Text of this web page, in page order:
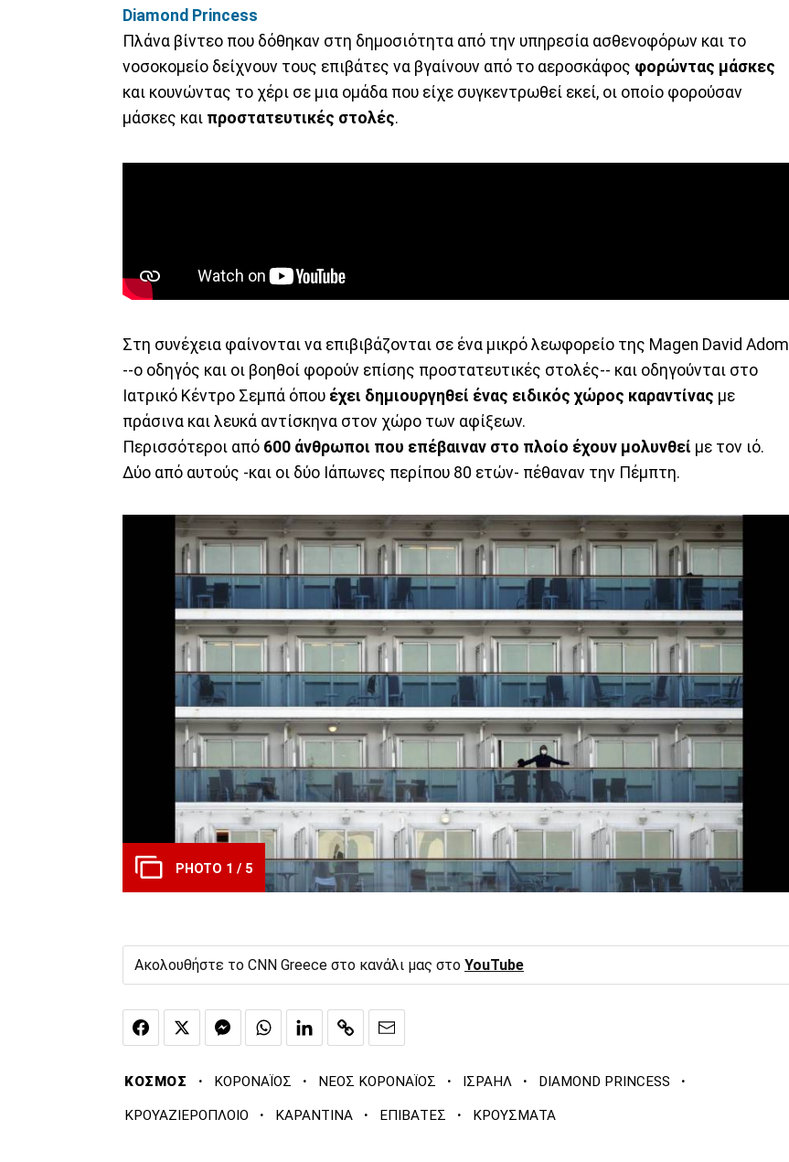
Diamond Princess
Πλάνα βίντεο που δόθηκαν στη δημοσιότητα από την υπηρεσία ασθενοφόρων και το
νοσοκομείο δείχνουν τους επιβάτες να βγαίνουν από το αεροσκάφος φορώντας μάσκες
και κουνώντας το χέρι σε μια ομάδα που είχε συγκεντρωθεί εκεί, οι οποίο φορούσαν
μάσκες και προστατευτικές στολές.
Στη συνέχεια φαίνονται να επιβιβάζονται σε ένα μικρό λεωφορείο της Magen David Adom
--ο οδηγός και οι βοηθοί φορούν επίσης προστατευτικές στολές-- και οδηγούνται στο
Ιατρικό Κέντρο Σεμπά όπου έχει δημιουργηθεί ένας ειδικός χώρος καραντίνας με
πράσινα και λευκά αντίσκηνα στον χώρο των αφίξεων.
Περισσότεροι από 600 άνθρωποι που επέβαιναν στο πλοίο έχουν μολυνθεί με τον ιό.
Δύο από αυτούς -και οι δύο Ιάπωνες περίπου 80 ετών- πέθαναν την Πέμπτη.
PHOTO 1 / 5
Ακολουθήστε το CNN Greece στο κανάλι μας στο YouTube
ΚΟΣΜΟΣ · ΚΟΡΟΝΑΪΟΣ · ΝΕΟΣ ΚΟΡΟΝΑΪΟΣ · ΙΣΡΑΗΛ · DIAMOND PRINCESS ·
ΚΡΟΥΑΖΙΕΡΟΠΛΟΙΟ · ΚΑΡΑΝΤΙΝΑ · ΕΠΙΒΑΤΕΣ · ΚΡΟΥΣΜΑΤΑ